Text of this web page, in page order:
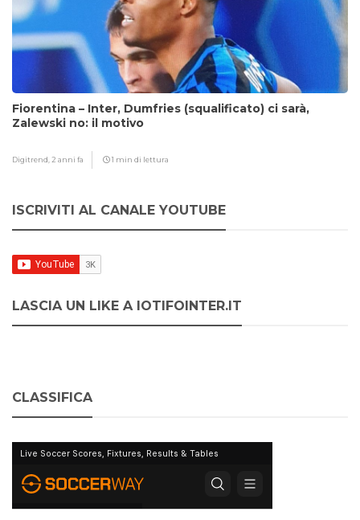
Fiorentina – Inter, Dumfries (squalificato) ci sarà,
Zalewski no: il motivo
Digitrend, 2 anni fa 1 min di lettura
ISCRIVITI AL CANALE YOUTUBE
LASCIA UN LIKE A IOTIFOINTER.IT
CLASSIFICA